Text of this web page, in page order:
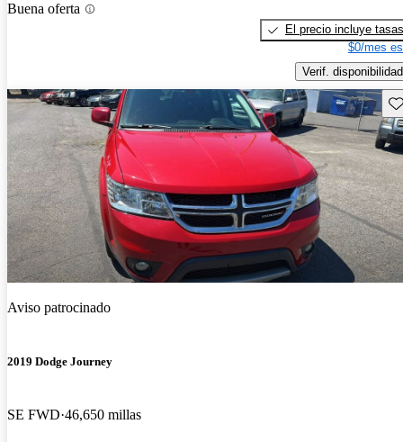
Buena oferta
El precio incluye tasas
$0/mes
Verif. disponibilidad
Aviso patrocinado
2019 Dodge Journey
SE FWD 46,650 millas